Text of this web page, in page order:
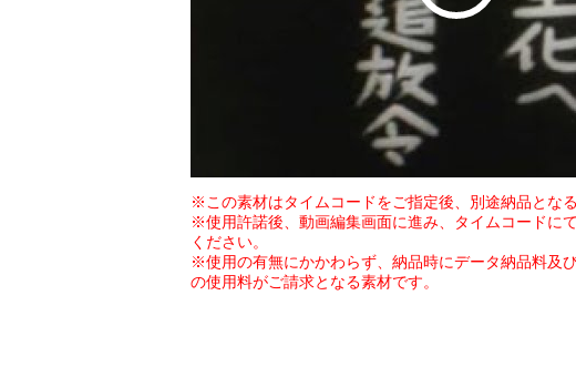
※この素材はタイムコードをご指定後、別途納品となる
※使用許諾後、動画編集画面に進み、タイムコードに
ください。
※使用の有無にかかわらず、納品時にデータ納品料及
の使用料がご請求となる素材です。